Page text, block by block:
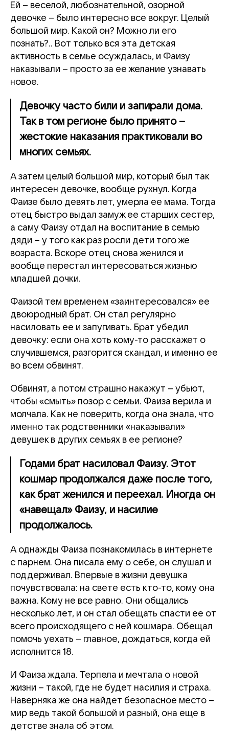
Ей – веселой, любознательной, озорной
девочке – было интересно все вокруг. Целый
большой мир. Какой он? Можно ли его
познать?.. Вот только вся эта детская
активность в семье осуждалась, и Фаизу
наказывали – просто за ее желание узнавать
новое.
Девочку часто били и запирали дома.
Так в том регионе было принято –
жестокие наказания практиковали во
многих семьях.
А затем целый большой мир, который был так
интересен девочке, вообще рухнул. Когда
Фаизе было девять лет, умерла ее мама. Тогда
отец быстро выдал замуж ее старших сестер,
а саму Фаизу отдал на воспитание в семью
дяди – у того как раз росли дети того же
возраста. Вскоре отец снова женился и
вообще перестал интересоваться жизнью
младшей дочки.
Фаизой тем временем «заинтересовался» ее
двоюродный брат. Он стал регулярно
насиловать ее и запугивать. Брат убедил
девочку: если она хоть кому-то расскажет о
случившемся, разгорится скандал, и именно ее
во всем обвинят.
Обвинят, а потом страшно накажут – убьют,
чтобы «смыть» позор с семьи. Фаиза верила и
молчала. Как не поверить, когда она знала, что
именно так родственники «наказывали»
девушек в других семьях в ее регионе?
Годами брат насиловал Фаизу. Этот
кошмар продолжался даже после того,
как брат женился и переехал. Иногда он
«навещал» Фаизу, и насилие
продолжалось.
А однажды Фаиза познакомилась в интернете
с парнем. Она писала ему о себе, он слушал и
поддерживал. Впервые в жизни девушка
почувствовала: на свете есть кто-то, кому она
важна. Кому не все равно. Они общались
несколько лет, и он стал обещать спасти ее от
всего происходящего с ней кошмара. Обещал
помочь уехать – главное, дождаться, когда ей
исполнится 18.
И Фаиза ждала. Терпела и мечтала о новой
жизни – такой, где не будет насилия и страха.
Наверняка же она найдет безопасное место –
мир ведь такой большой и разный, она еще в
детстве знала об этом.